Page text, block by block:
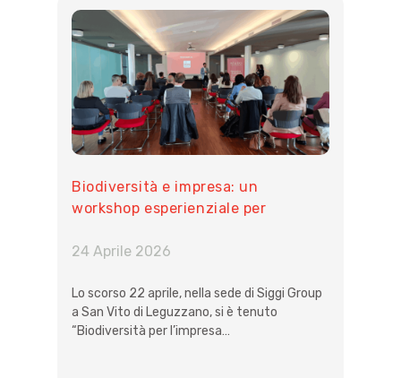
Biodiversità e impresa: un
workshop esperienziale per
aziendali
24 Aprile 2026
Lo scorso 22 aprile, nella sede di Siggi Group
a San Vito di Leguzzano, si è tenuto
“Biodiversità per l’impresa…